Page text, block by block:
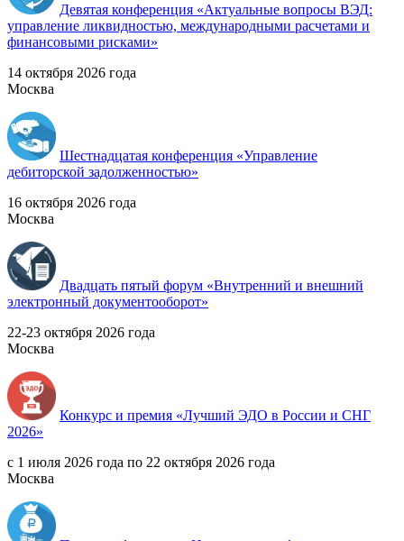
Девятая конференция «Актуальные вопросы ВЭД:
управление ликвидностью, международными расчетами и
финансовыми рисками»
14 октября 2026 года
Москва
Шестнадцатая конференция «Управление
дебиторской задолженностью»
16 октября 2026 года
Москва
Двадцать пятый форум «Внутренний и внешний
электронный документооборот»
22-23 октября 2026 года
Москва
Конкурс и премия «Лучший ЭДО в России и СНГ
2026»
с 1 июля 2026 года по 22 октября 2026 года
Москва